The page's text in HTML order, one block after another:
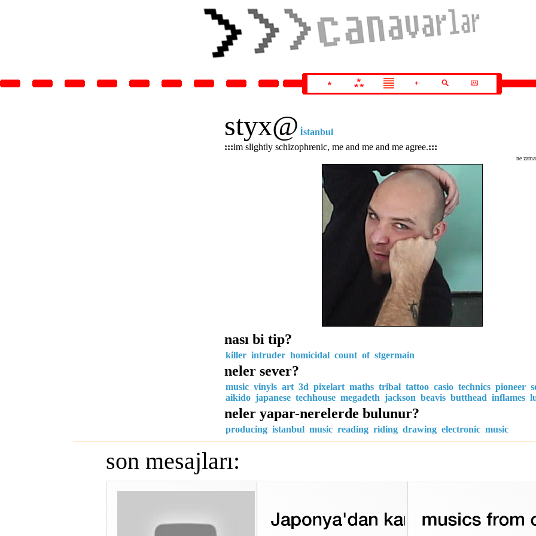
styx@ İstanbul
:::im slightly schizophrenic, me and me and me agree.:::
ne
nası bi tip?
killer intruder homicidal count of stgermain
neler sever?
music vinyls art 3d pixelart maths tribal tattoo casio technics pioneer
aikido japanese techhouse megadeth jackson beavis butthead inflames
neler yapar-nerelerde bulunur?
producing istanbul music reading riding drawing electronic music
son mesajları: